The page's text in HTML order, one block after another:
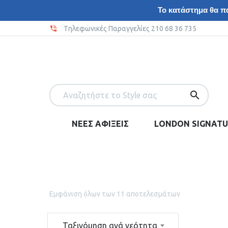
Το κατάστημα θα
Tηλεφωνικές Παραγγελίες 210 68 36 735
ΝΕΕΣ ΑΦΙΞΕΙΣ LONDON
Εμφάνιση όλων των 11 αποτελεσμάτων
Ταξινόμηση ανά νεότητα